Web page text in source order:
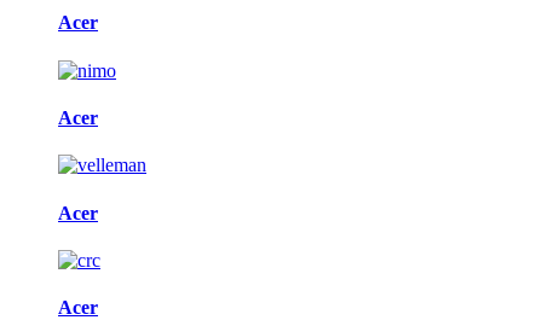
Acer
Acer
Acer
Acer